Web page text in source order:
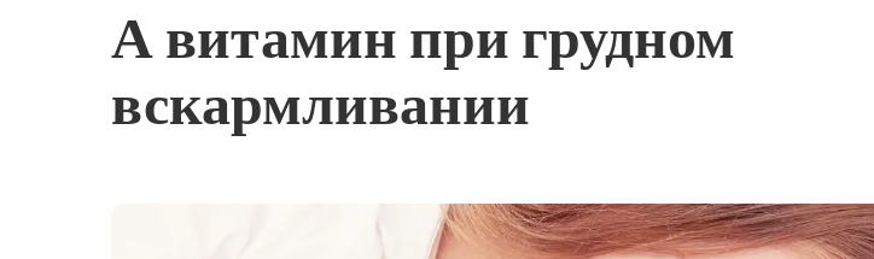
А витамин при грудном
вскармливании